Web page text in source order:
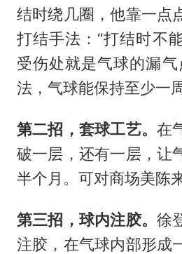
结时绕几圈，他靠一点
打结手法：“打结时不
受伤处就是气球的漏
法，气球能保持至少一
第二招，套球工艺。在
破一层，还有一层，让
半个月。可对商场美陈
第三招，球内注胶。徐
注胶，在气球内部形成